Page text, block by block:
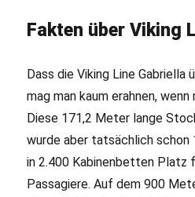
Fakten über Viking
Dass die Viking Line Gabriella
mag man kaum erahnen, wenn
Diese 171,2 Meter lange
wurde aber tatsächlich
in 2.400 Kabinenbetten Platz
Passagiere. Auf dem 900